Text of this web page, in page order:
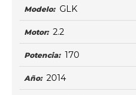
Modelo: GLK
Motor: 2.2
Potencia: 170
Año: 2014